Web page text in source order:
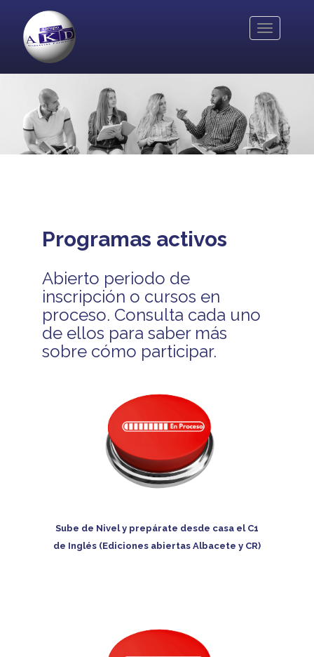
contenido
principal
Toggle
Programas activos
Abierto periodo de
inscripción o cursos en
proceso. Consulta cada uno
de ellos para saber más
sobre cómo participar.
Sube de Nivel y prepárate desde casa el C1
de Inglés (Ediciones abiertas Albacete y CR)